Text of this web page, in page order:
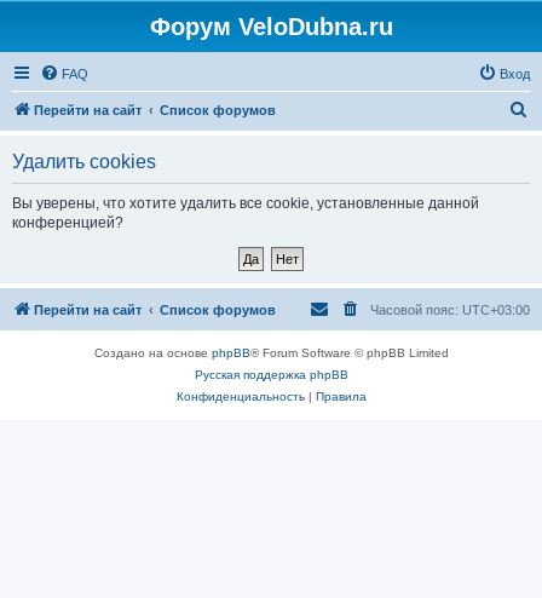
Форум VeloDubna.ru
FAQ Вход
Перейти на сайт Список форумов
Удалить cookies
Вы уверены, что хотите удалить все cookie, установленные данной
конференцией?
Перейти на сайт Список форумов Часовой пояс: UTC+03:00
Создано на основе phpBB® Forum Software © phpBB Limited
Русская поддержка phpBB
Конфиденциальность| Правила